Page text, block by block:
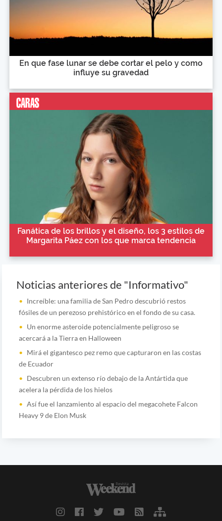
En que fase lunar se debe cortar el pelo y como
influye su gravedad
Fanática de los brillos y el diseño, los 3 estilos de
Margarita Páez con los que marca tendencia
Noticias anteriores de "Informativo"
Increíble: una familia de San Pedro descubrió restos
fósiles de un perezoso prehistórico en el fondo de su casa.
Un enorme asteroide potencialmente peligroso se
acercará a la Tierra en Halloween
Mirá el gigantesco pez remo que capturaron en las costas
de Ecuador
Descubren un extenso río debajo de la Antártida que
acelera la pérdida de los hielos
Así fue el lanzamiento al espacio del megacohete Falcon
Heavy 9 de Elon Musk